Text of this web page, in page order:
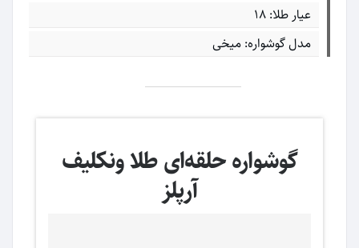
گوشواره حلقه‌ای طلا ونکلیف
آرپلز
عیار طلا: ۱۸
مدل گوشواره: میخی